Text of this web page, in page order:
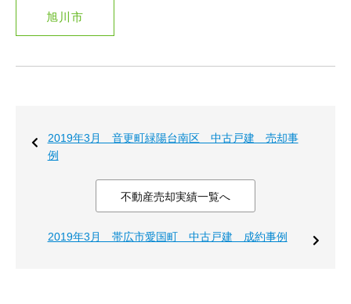
旭川市
2019年3月 音更町緑陽台南区 中古戸建 売却事
例
不動産売却実績一覧へ
2019年3月 帯広市愛国町 中古戸建 成約事例